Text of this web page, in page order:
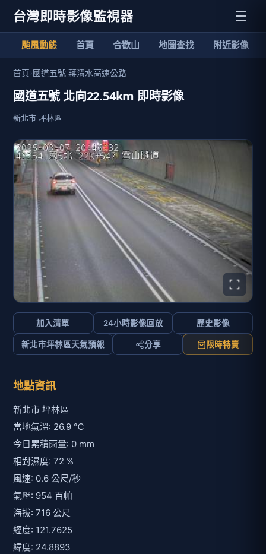
台灣即時影像監視器
颱風動態 首頁 合歡山 地圖查找 附近影像
首頁›國道五號 蔣渭水高速公路
國道五號 北向22.54km 即時影像
新北市 坪林區
加入清單 24小時影像回放 歷史影像
新北市坪林區天氣預報 分享 限時特賣
地點資訊
新北市 坪林區
當地氣溫: 26.9 ℃
今日累積雨量: 0 mm
相對濕度: 72 %
風速: 0.6 公尺/秒
氣壓: 954 百帕
海拔: 716 公尺
經度: 121.7625
緯度: 24.8893